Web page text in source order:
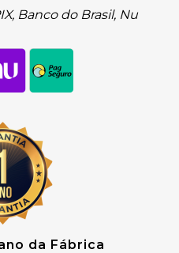
Banco do Brasil, Nu
da Fábrica